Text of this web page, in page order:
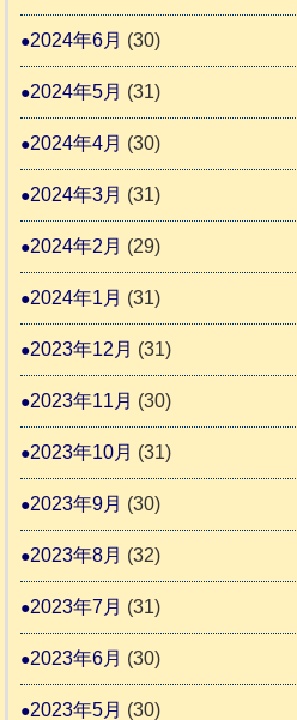
2024年6月 (30)
2024年5月 (31)
2024年4月 (30)
2024年3月 (31)
2024年2月 (29)
2024年1月 (31)
2023年12月 (31)
2023年11月 (30)
2023年10月 (31)
2023年9月 (30)
2023年8月 (32)
2023年7月 (31)
2023年6月 (30)
2023年5月 (30)